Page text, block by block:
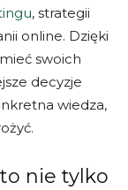
, strategii
online. Dzięki
swoich
decyzje
wiedza,
to nie tylko